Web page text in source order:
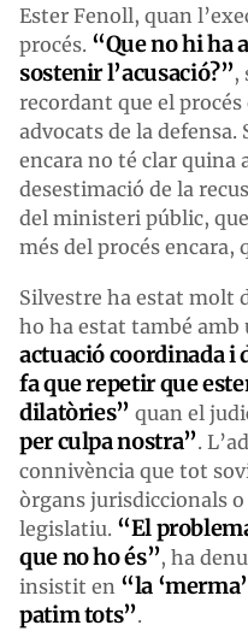
Ester Fenoll, quan
procés. “Que no hi ha
sostenir l’acusació?”,
recordant que el
advocats de la
encara no té clar quina
desestimació de la
del ministeri públic,
més del procés encara,
Silvestre ha estat molt
ho ha estat també amb
actuació coordinada i
fa que repetir que
dilatòries” quan el
per culpa nostra”.
connivència que tot
òrgans jurisdiccionals
legislatiu. “El
que no ho és”, ha
insistit en “la
patim tots”.